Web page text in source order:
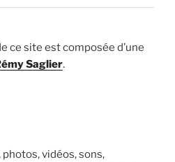
ce site est composée d’une
Saglier.
vidéos, sons,